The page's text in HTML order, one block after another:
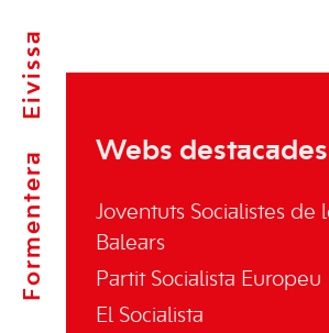
Formentera
Eivissa
Webs destacades
Joventuts Socialistes de
Balears
Partit Socialista Europeu
El Socialista